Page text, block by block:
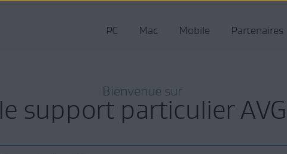
PC Mac Mobile Partenaires
Bienvenue sur
le support particulier AVG